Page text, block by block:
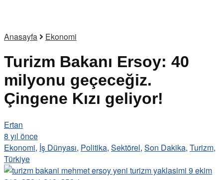
Anasayfa Ekonomi
Turizm Bakanı Ersoy: 40
milyonu geçeceğiz.
Çingene Kızı geliyor!
Ertan
8 yıl önce
Ekonomi, İş Dünyası, Politika, Sektörel, Son Dakika, Turizm,
Türkiye